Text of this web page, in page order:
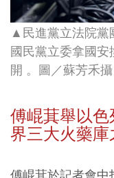
▲民進黨立法院黨
國民黨立委拿國
開 。圖／蘇芳禾攝
傅崐萁舉以
界三大火藥庫
傅崐萁於記者會